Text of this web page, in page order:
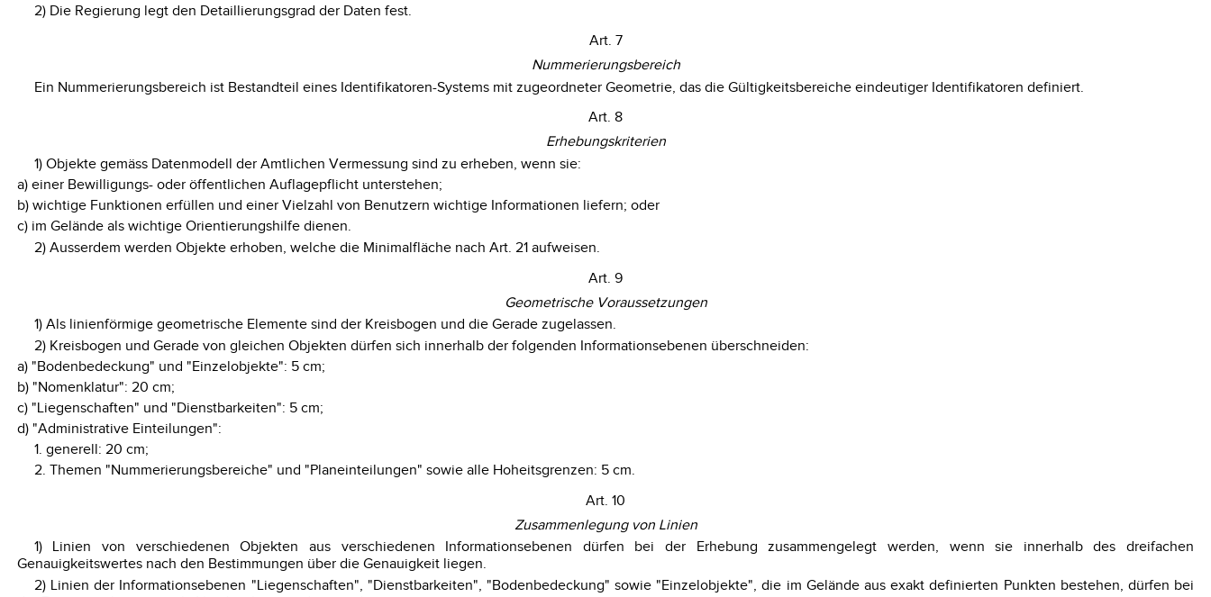
2) Die Regierung legt den Detaillierungsgrad der Daten fest.
Art. 7
Nummerierungsbereich
Ein Nummerierungsbereich ist Bestandteil eines Identifikatoren-Systems mit zugeordneter Geometrie, das die Gültigkeitsbereiche eindeutiger Identifikatoren definiert.
Art. 8
Erhebungskriterien
1) Objekte gemäss Datenmodell der Amtlichen Vermessung sind zu erheben, wenn sie:
a) einer Bewilligungs- oder öffentlichen Auflagepflicht unterstehen;
b) wichtige Funktionen erfüllen und einer Vielzahl von Benutzern wichtige Informationen liefern; oder
c) im Gelände als wichtige Orientierungshilfe dienen.
2) Ausserdem werden Objekte erhoben, welche die Minimalfläche nach Art. 21 aufweisen.
Art. 9
Geometrische Voraussetzungen
1) Als linienförmige geometrische Elemente sind der Kreisbogen und die Gerade zugelassen.
2) Kreisbogen und Gerade von gleichen Objekten dürfen sich innerhalb der folgenden Informationsebenen überschneiden:
a) "Bodenbedeckung" und "Einzelobjekte": 5 cm;
b) "Nomenklatur": 20 cm;
c) "Liegenschaften" und "Dienstbarkeiten": 5 cm;
d) "Administrative Einteilungen":
1. generell: 20 cm;
2. Themen "Nummerierungsbereiche" und "Planeinteilungen" sowie alle Hoheitsgrenzen: 5 cm.
Art. 10
Zusammenlegung von Linien
1) Linien von verschiedenen Objekten aus verschiedenen Informationsebenen dürfen bei der Erhebung zusammengelegt werden, wenn sie innerhalb des dreifachen
Genauigkeitswertes nach den Bestimmungen über die Genauigkeit liegen.
2) Linien der Informationsebenen "Liegenschaften", "Dienstbarkeiten", "Bodenbedeckung" sowie "Einzelobjekte", die im Gelände aus exakt definierten Punkten bestehen, dürfen bei